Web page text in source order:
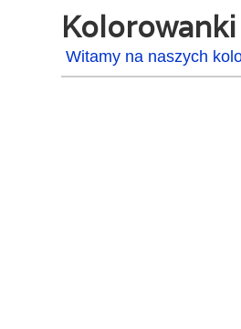
Kolorowanki
Witamy na naszych